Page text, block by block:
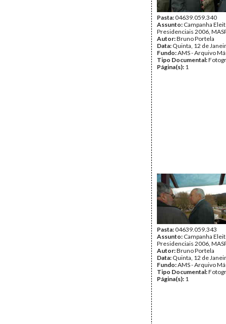
Pasta:04639.059.340
Assunto: Campanha
Presidenciais 2006,
Autor:Bruno Portela
Data: Quinta, 12 de
Fundo:AMS - Arquivo
Tipo Documental:
Página(s): 1
Pasta:04639.059.343
Assunto: Campanha
Presidenciais 2006,
Autor:Bruno Portela
Data: Quinta, 12 de
Fundo:AMS - Arquivo
Tipo Documental:
Página(s): 1